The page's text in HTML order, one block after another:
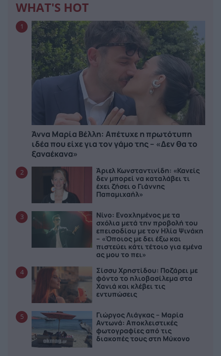
WHAT'S HOT
1
Άννα Μαρία Βέλλη: Απέτυχε η πρωτότυπη
ιδέα που είχε για τον γάμο της – «Δεν θα το
ξαναέκανα»
2
Άριελ Κωνσταντινίδη: «Κανείς
δεν μπορεί να καταλάβει τι
έχει ζήσει ο Γιάννης
Παπαμιχαήλ»
3
Νίνο: Ενοχλημένος με τα
σχόλια μετά την προβολή του
επεισοδίου με τον Ηλία Ψινάκη
– «Όποιος με δει έξω και
πιστεύει κάτι τέτοιο για εμένα
ας μου το πει»
4
Σίσσυ Χρηστίδου: Ποζάρει με
φόντο το ηλιοβασίλεμα στα
Χανιά και κλέβει τις
εντυπώσεις
5
Γιώργος Λιάγκας – Μαρία
Αντωνά: Αποκλειστικές
φωτογραφίες από τις
διακοπές τους στη Μύκονο